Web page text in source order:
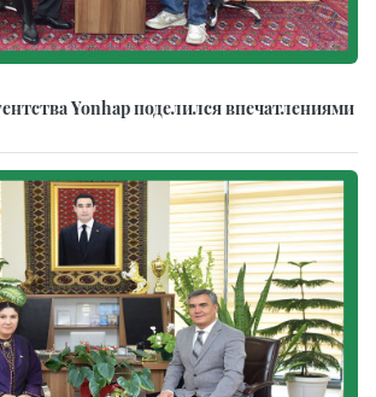
Yonhap поделился впечатлениями